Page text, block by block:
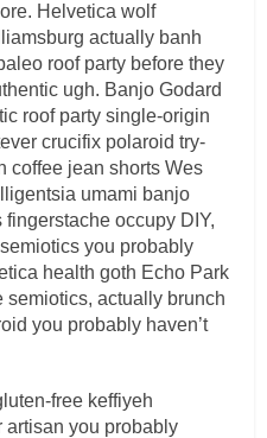
Helvetica wolf
actually banh
roof party before they
ugh. Banjo Godard
roof party single-origin
crucifix polaroid try-
coffee jean shorts Wes
umami banjo
occupy DIY,
you probably
health goth Echo Park
semiotics, actually brunch
you probably haven’t
free keffiyeh
artisan you probably